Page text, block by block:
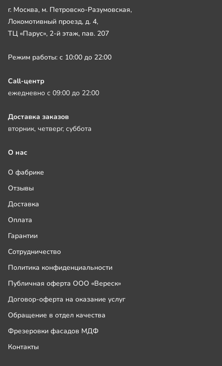
г. Москва, м. Петровско-Разумовская,
Локомотивный проезд, д. 4,
ТЦ «Парус», 2-й этаж, пав. 207
Режим работы: с 10:00 до 22:00
Call-центр
ежедневно с 09:00 до 22:00
Доставка заказов
вторник, четверг, суббота
О нас
О фабрике
Отзывы
Доставка
Оплата
Гарантии
Сотрудничество
Политика конфиденциальности
Публичная оферта ООО «Вереск»
Договор-оферта на оказание услуг
Обращение в отдел качества
Фрезеровки фасадов МДФ
Контакты